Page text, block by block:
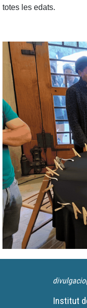
totes les edats.
Institut